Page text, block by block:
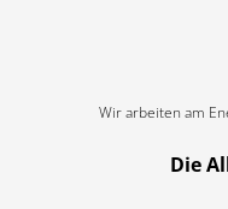
Wir arbeiten am
Die